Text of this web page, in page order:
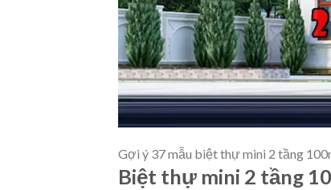
Gợi ý 37 mẫu biệt thự mini 2 tầng
Biệt thự mini 2 tầng